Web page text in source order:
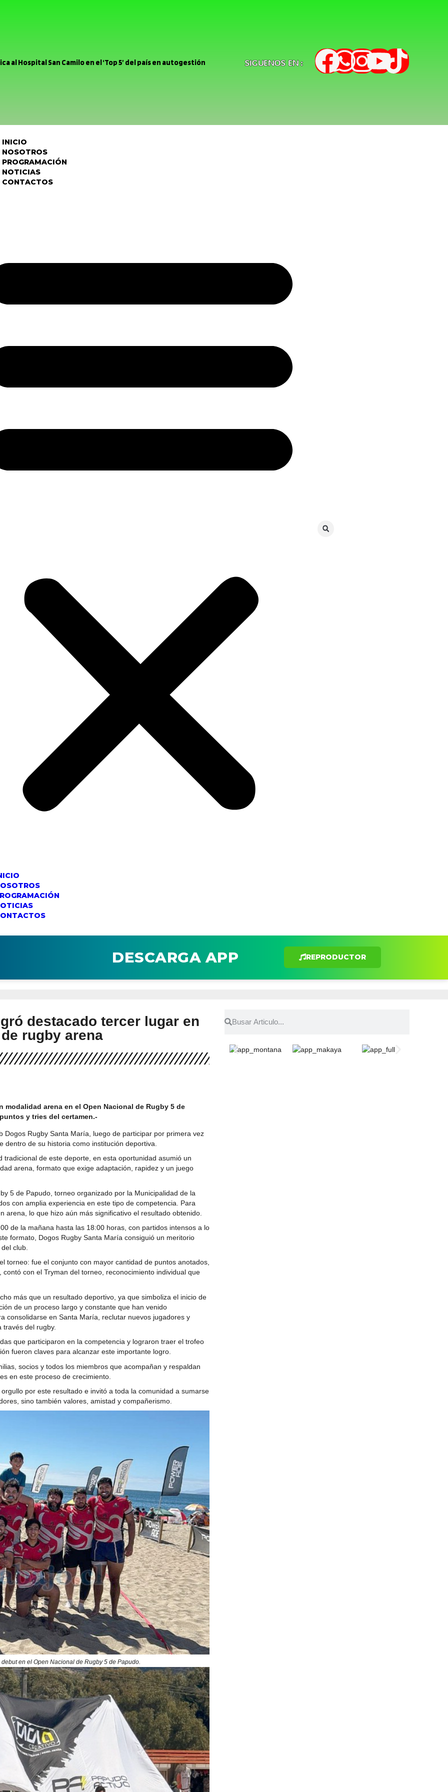
al Hospital San Camilo en el ‘Top 5’ del país en autogestión
pelea Unión San Felipe se inclinó por la mínima ante la Universidad
Provincial encabeza Comité Policial junto a Carabineros y
SIGUENOS EN :
INICIO
NOSOTROS
PROGRAMACIÓN
NOTICIAS
CONTACTOS
DESCARGA APP REPRODUCTOR
destacado tercer lugar en
rugby arena
arena en el Open Nacional de Rugby 5 de
y tries del certamen.-
Rugby Santa María, luego de participar por primera vez
de su historia como institución deportiva.
de este deporte, en esta oportunidad asumió un
arena, formato que exige adaptación, rapidez y un juego
5 de Papudo, torneo organizado por la Municipalidad de la
con amplia experiencia en este tipo de competencia. Para
lo que hizo aún más significativo el resultado obtenido.
de la mañana hasta las 18:00 horas, con partidos intensos a lo
formato, Dogos Rugby Santa María consiguió un meritorio
club.
torneo: fue el conjunto con mayor cantidad de puntos anotados,
con el Tryman del torneo, reconocimiento individual que
más que un resultado deportivo, ya que simboliza el inicio de
de un proceso largo y constante que han venido
consolidarse en Santa María, reclutar nuevos jugadores y
del rugby.
que participaron en la competencia y lograron traer el trofeo
fueron claves para alcanzar este importante logro.
socios y todos los miembros que acompañan y respaldan
en este proceso de crecimiento.
por este resultado e invitó a toda la comunidad a sumarse
sino también valores, amistad y compañerismo.
en el Open Nacional de Rugby 5 de Papudo.